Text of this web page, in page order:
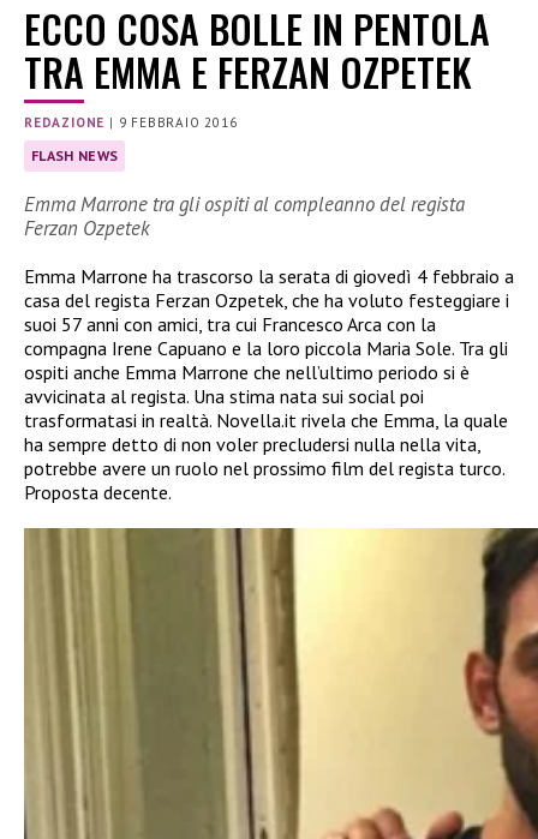
​​ECCO COSA BOLLE IN PENTOLA
TRA EMMA E FERZAN OZPETEK
REDAZIONE | 9 FEBBRAIO 2016
FLASH NEWS
Emma Marrone tra gli ospiti al compleanno del regista
Ferzan Ozpetek
Emma Marrone ha trascorso la serata di giovedì 4 febbraio a
casa del regista Ferzan Ozpetek, che ha voluto festeggiare i
suoi 57 anni con amici, tra cui Francesco Arca con la
compagna Irene Capuano e la loro piccola Maria Sole. Tra gli
ospiti anche Emma Marrone che nell’ultimo periodo si è
avvicinata al regista. Una stima nata sui social poi
trasformatasi in realtà. Novella.it rivela che Emma, la quale
ha sempre detto di non voler precludersi nulla nella vita,
potrebbe avere un ruolo nel prossimo film del regista turco.
Proposta decente.